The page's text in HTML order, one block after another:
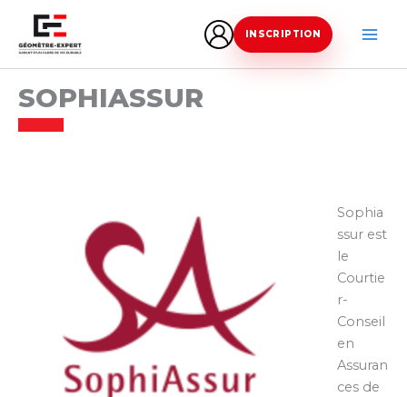
contenu
INSCRIPTION
SOPHIASSUR
Sophia
ssur est
le
Courtie
r-
Conseil
en
Assuran
ces de